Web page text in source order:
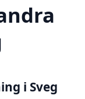
i Sveg